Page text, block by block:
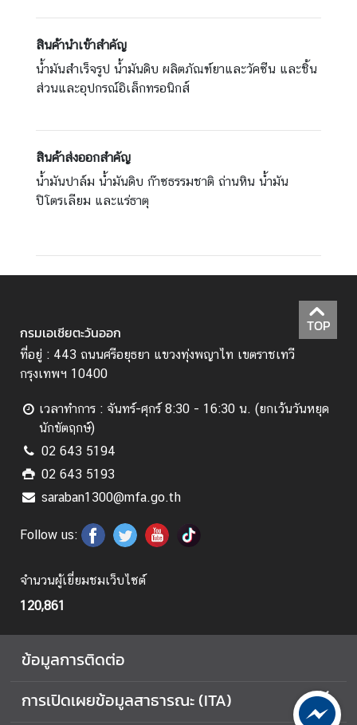
ท
า
ง
แ
ส
ง
ค
ว
า
ม
Q
&
A
ก
า
ร
เ
ลิ
ฉ
อ
ง
ร
บ
อ
สินค้านำเข้าสำคัญ
น้ำมันสำเร็จรูป น้ำมันดิบ ผลิตภัณฑ์ยาและวัคซีน และชิ้น
ส่วนและอุปกรณ์อิเล็กทรอนิกส์
สินค้าส่งออกสำคัญ
น้ำมันปาล์ม น้ำมันดิบ ก๊าซธรรมชาติ ถ่านหิน น้ำมัน
ปิโตรเลียม และแร่ธาตุ
TOP
กรมเอเชียตะวันออก
ที่อยู่ : 443 ถนนศรีอยุธยา แขวงทุ่งพญาไท เขตราชเทวี
กรุงเทพฯ 10400
เวลาทำการ : จันทร์-ศุกร์ 8:30 - 16:30 น. (ยกเว้นวันหยุด
นักขัตฤกษ์)
02 643 5194
02 643 5193
saraban1300@mfa.go.th
Follow us:
จำนวนผู้เยี่ยมชมเว็บไซต์
120,861
ข้อมูลการติดต่อ
การเปิดเผยข้อมูลสาธารณะ (ITA)